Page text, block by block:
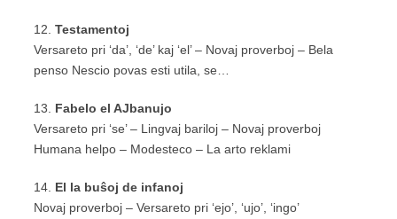
12. Testamentoj
Versareto pri ‘da’, ‘de’ kaj ‘el’ – Novaj proverboj – Bela
penso Nescio povas esti utila, se…
13. Fabelo el AJbanujo
Versareto pri ‘se’ – Lingvaj bariloj – Novaj proverboj
Humana helpo – Modesteco – La arto reklami
14. El la buŝoj de infanoj
Novaj proverboj – Versareto pri ‘ejo’, ‘ujo’, ‘ingo’